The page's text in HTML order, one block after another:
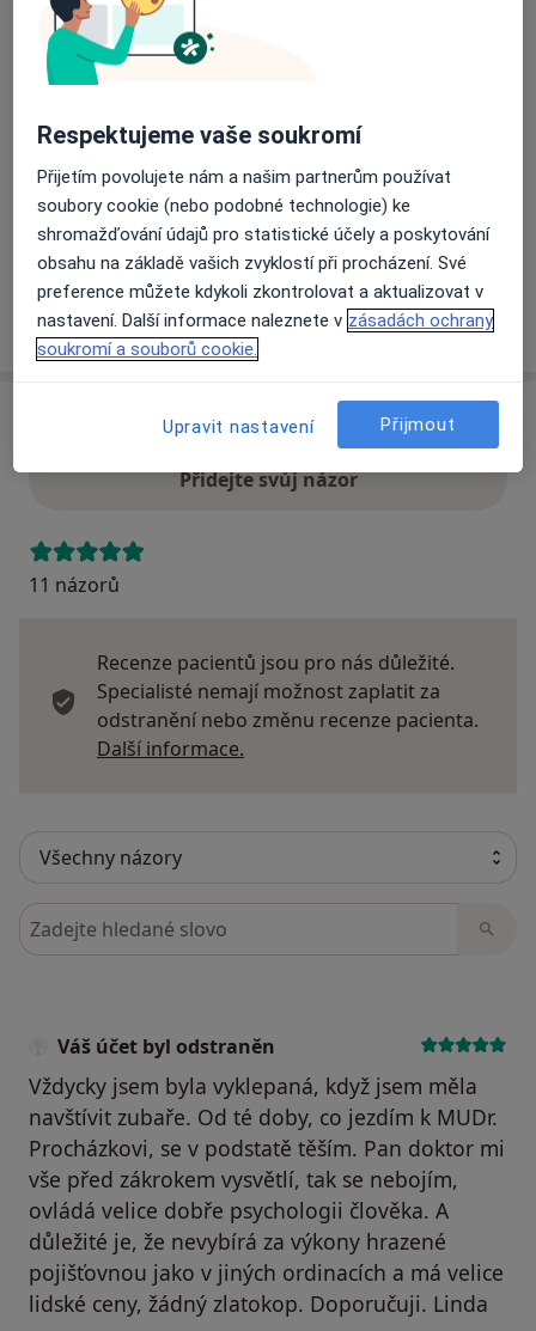
Dostupnost
Na této adrese online kalendář není aktivní
Co mám v takové situaci udělat?
Způsoby platby (soukromé návštěvy)
Na teto adrese lékař přijímá pacienty na pojišťovnu
Detaily
Více
o adrese
Přidejte svůj názor
11 názorů
Recenze pacientů jsou pro nás důležité.
Specialisté nemají možnost zaplatit za
odstranění nebo změnu recenze pacienta.
Další informace.
Hledejte v názorech
Váš účet byl odstraněn
Vždycky jsem byla vyklepaná, když jsem měla
navštívit zubaře. Od té doby, co jezdím k MUDr.
Procházkovi, se v podstatě těším. Pan doktor mi
vše před zákrokem vysvětlí, tak se nebojím,
ovládá velice dobře psychologii člověka. A
důležité je, že nevybírá za výkony hrazené
pojišťovnou jako v jiných ordinacích a má velice
lidské ceny, žádný zlatokop. Doporučuji. Linda
Respektujeme vaše soukromí
Přijetím povolujete nám a našim partnerům používat
soubory cookie (nebo podobné technologie) ke
shromažďování údajů pro statistické účely a poskytování
obsahu na základě vašich zvyklostí při procházení. Své
preference můžete kdykoli zkontrolovat a aktualizovat v
nastavení. Další informace naleznete v zásadách ochrany
soukromí a souborů cookie.
Upravit nastavení Přijmout